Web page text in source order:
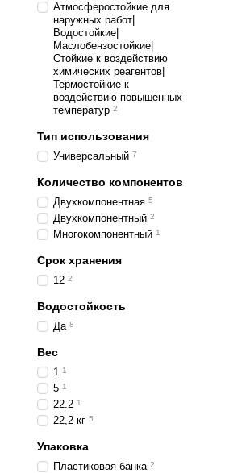
Атмосферостойкие для
наружных работ|
Водостойкие|
Маслобензостойкие|
Стойкие к воздействию
химических реагентов|
Термостойкие к
воздействию повышенных
температур 2
Тип использования
Универсальный 7
Количество компонентов
Двухкомпонентная 5
Двухкомпонентный 2
Многокомпонентный 1
Срок хранения
12 2
Водостойкость
Да 8
Вес
1 1
5 1
22.2 1
22,2 кг 5
Упаковка
Пластиковая банка 2